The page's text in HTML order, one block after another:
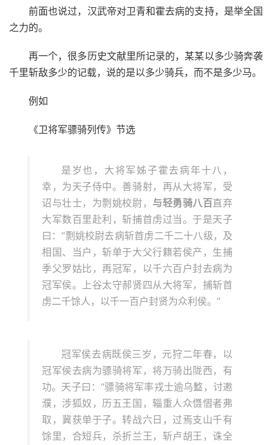
前面也说过，汉武帝对卫青和霍去病的支持，是举全国
之力的。
再一个，很多历史文献里所记录的，某某以多少骑奔袭
千里斩敌多少的记载，说的是以多少骑兵，而不是多少马。
例如
《卫将军骠骑列传》节选
是岁也，大将军姊子霍去病年十八，
幸，为天子侍中。善骑射，再从大将军，受
诏与壮士，为剽姚校尉， 与轻勇骑八百直弃
大军数百里赴利，斩捕首虏过当。于是天子
曰：“剽姚校尉去病斩首虏二千二十八级，及
相国、当户，斩单于大父行籍若侯产，生捕
季父罗姑比，再冠军，以千六百户封去病为
冠军侯。上谷太守郝贤四从大将军，捕斩首
虏二千馀人，以千一百户封贤为众利侯。”
冠军侯去病既侯三岁，元狩二年春，以
冠军侯去病为骠骑将军，将万骑出陇西，有
功。天子曰：“骠骑将军率戎士逾乌盭，讨遫
濮，涉狐奴，历五王国，辎重人众慑慴者弗
取，冀获单于子。转战六日，过焉支山千有
馀里，合短兵，杀折兰王，斩卢胡王，诛全